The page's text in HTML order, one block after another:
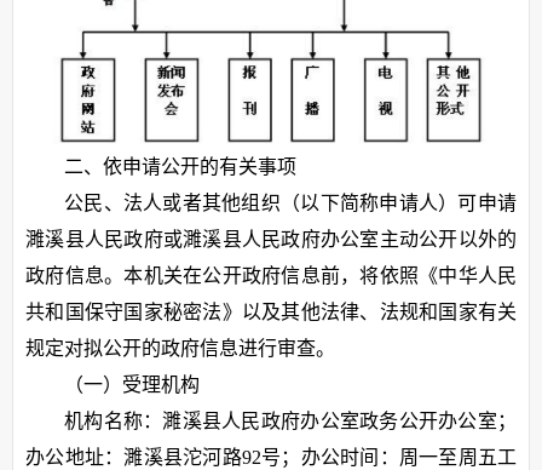
二、依申请公开的有关事项
公民、法人或者其他组织（以下简称申请人）可申请
濉溪县人民政府或濉溪县人民政府办公室主动公开以外的
政府信息。本机关在公开政府信息前，将依照《中华人民
共和国保守国家秘密法》以及其他法律、法规和国家有关
规定对拟公开的政府信息进行审查。
（一）受理机构
机构名称：濉溪县人民政府办公室政务公开办公室；
办公地址：濉溪县沱河路92号；办公时间：周一至周五工